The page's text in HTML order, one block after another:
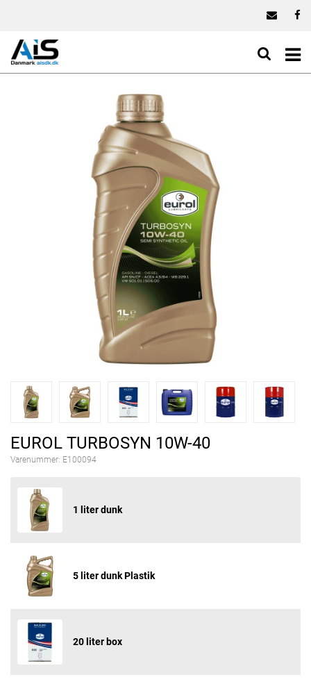
EUROL TURBOSYN 10W-40
Varenummer: E100094
1 liter dunk
5 liter dunk Plastik
20 liter box